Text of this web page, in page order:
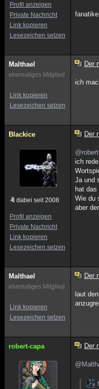
Profil anzeigen
Private Nachricht
Link kopieren
Lesezeichen setzen
Malthael
ehemaliges Mitglied
Link kopieren
Lesezeichen setzen
Der
ich
Blackice
dabei seit 2008
Profil anzeigen
Private Nachricht
Link kopieren
Lesezeichen setzen
Der
ich
Ja und
hat
Wie du
aber
Malthael
ehemaliges Mitglied
Link kopieren
Lesezeichen setzen
Der
laut
robert-capa Der